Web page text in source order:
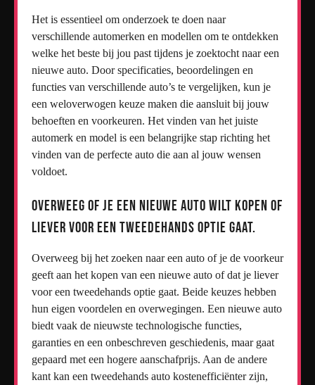
Het is essentieel om onderzoek te doen naar
verschillende automerken en modellen om te ontdekken
welke het beste bij jou past tijdens je zoektocht naar een
nieuwe auto. Door specificaties, beoordelingen en
functies van verschillende auto’s te vergelijken, kun je
een weloverwogen keuze maken die aansluit bij jouw
behoeften en voorkeuren. Het vinden van het juiste
automerk en model is een belangrijke stap richting het
vinden van de perfecte auto die aan al jouw wensen
voldoet.
Overweeg of je een nieuwe auto wilt kopen of
liever voor een tweedehands optie gaat.
Overweeg bij het zoeken naar een auto of je de voorkeur
geeft aan het kopen van een nieuwe auto of dat je liever
voor een tweedehands optie gaat. Beide keuzes hebben
hun eigen voordelen en overwegingen. Een nieuwe auto
biedt vaak de nieuwste technologische functies,
garanties en een onbeschreven geschiedenis, maar gaat
gepaard met een hogere aanschafprijs. Aan de andere
kant kan een tweedehands auto kostenefficiënter zijn,